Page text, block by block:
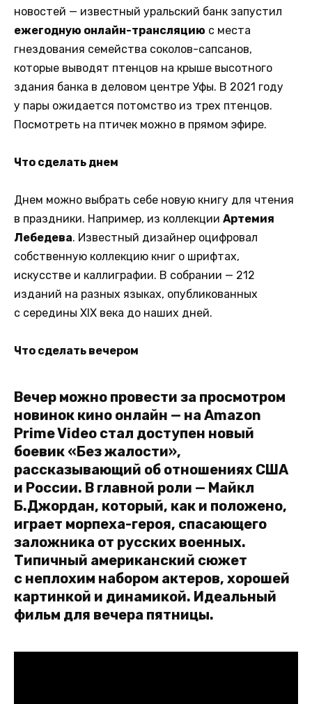
новостей — известный уральский банк запустил
ежегодную онлайн-трансляцию с места
гнездования семейства соколов-сапсанов,
которые выводят птенцов на крыше высотного
здания банка в деловом центре Уфы. В 2021 году
у пары ожидается потомство из трех птенцов.
Посмотреть на птичек можно в прямом эфире.
Что сделать днем
Днем можно выбрать себе новую книгу для чтения
в праздники. Например, из коллекции Артемия
Лебедева. Известный дизайнер оцифровал
собственную коллекцию книг о шрифтах,
искусстве и каллиграфии. В собрании — 212
изданий на разных языках, опубликованных
с середины XIX века до наших дней.
Что сделать вечером
Вечер можно провести за просмотром
новинок кино онлайн — на Amazon
Prime Video стал доступен новый
боевик «Без жалости»,
рассказывающий об отношениях США
и России. В главной роли — Майкл
Б.Джордан, который, как и положено,
играет морпеха-героя, спасающего
заложника от русских военных.
Типичный американский сюжет
с неплохим набором актеров, хорошей
картинкой и динамикой. Идеальный
фильм для вечера пятницы.